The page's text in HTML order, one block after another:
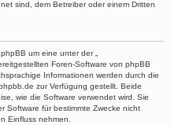
sind, dem Betreiber oder einem Dritten
um eine unter der „
Foren-Software von phpBB
Informationen werden durch die
zur Verfügung gestellt. Beide
wie die Software verwendet wird. Sie
Software für bestimmte Zwecke nicht
Einfluss nehmen.